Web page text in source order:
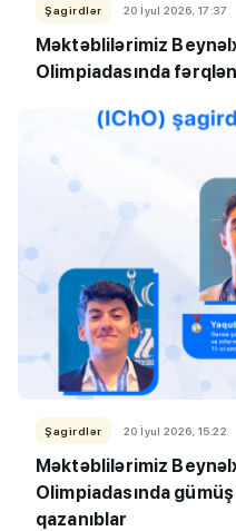
Şagirdlər 20 İyul 2026, 17:37
Məktəblilərimiz
Olimpiadasında
Şagirdlər 20 İyul 2026, 15:22
Məktəblilərimiz
Olimpiadasında
qazanıblar